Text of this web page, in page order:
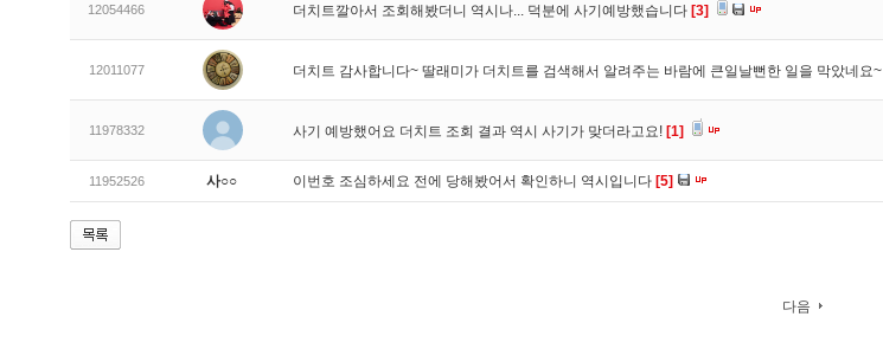
12054466 더치트깔아서 조회해봤더니 역시나... 덕분에 사기예방했습니다 [3]
12011077 더치트 감사합니다~ 딸래미가 더치트를 검색해서 알려주는 바람에 큰일날뻔한 일을 막았네요~
11978332 사기 예방했어요 더치트 조회 결과 역시 사기가 맞더라고요! [1]
11952526 사○○ 이번호 조심하세요 전에 당해봤어서 확인하니 역시입니다 [5]
다음